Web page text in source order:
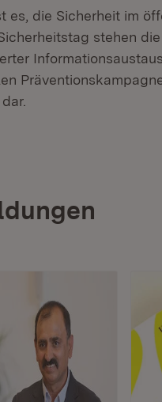
es, die Sicherheit im
stehen